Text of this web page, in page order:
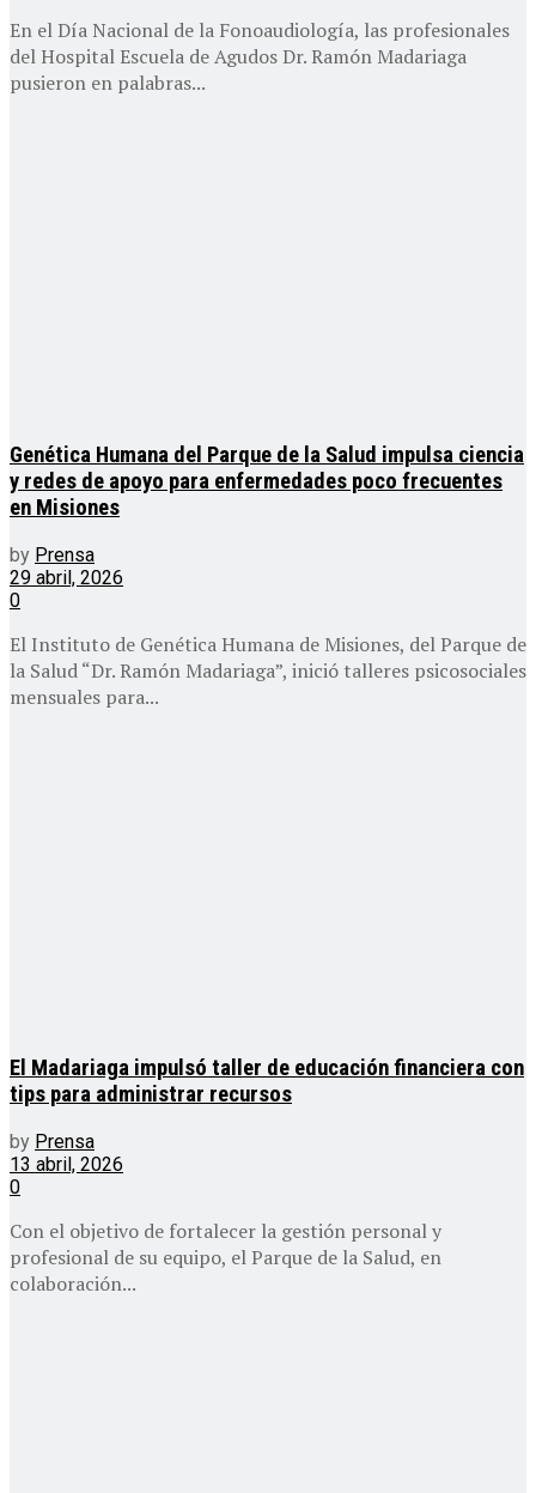
En el Día Nacional de la Fonoaudiología, las profesionales
del Hospital Escuela de Agudos Dr. Ramón Madariaga
pusieron en palabras...
Genética Humana del Parque de la Salud impulsa ciencia
y redes de apoyo para enfermedades poco frecuentes
en Misiones
by Prensa
29 abril, 2026
0
El Instituto de Genética Humana de Misiones, del Parque de
la Salud “Dr. Ramón Madariaga”, inició talleres psicosociales
mensuales para...
El Madariaga impulsó taller de educación financiera con
tips para administrar recursos
by Prensa
13 abril, 2026
0
Con el objetivo de fortalecer la gestión personal y
profesional de su equipo, el Parque de la Salud, en
colaboración...